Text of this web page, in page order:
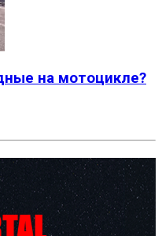
на мотоцикле?